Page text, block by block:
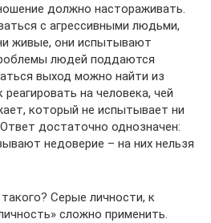
должно настораживать.
с агрессивными людьми,
живые, они испытывают
людей поддаются
выход можно найти из
на человека, чей
который не испытывает ни
достаточно однозначен:
недоверие – на них нельзя
Серые личности, к
сложно применить.